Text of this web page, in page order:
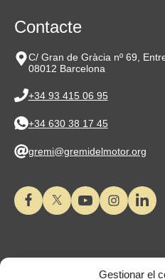
Gestionar el
Contacte
C/ Gran de Gràcia nº 69,
08012 Barcelona
+34 93 415 06 95
+34 630 38 17 45
gremi@gremidelmotor.org